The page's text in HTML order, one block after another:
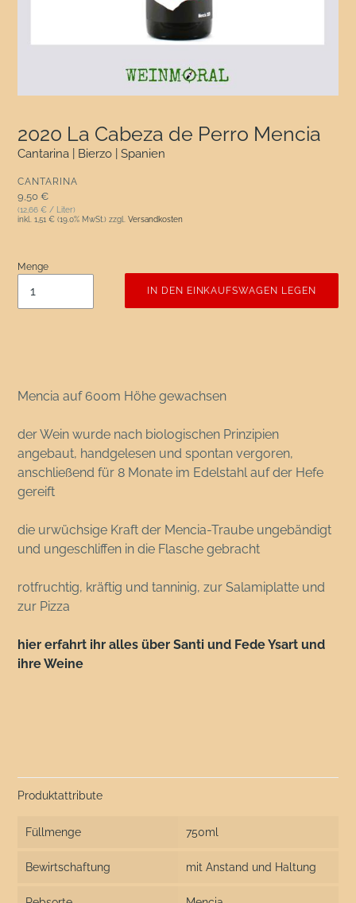
2020 La Cabeza de Perro Mencia
Cantarina | Bierzo | Spanien
VERKÄUFER
CANTARINA
Normaler Preis
9,50 €
(12,66 € / Liter)
inkl. 1,51 € (19.0% MwSt.) zzgl. Versandkosten
Menge
IN DEN EINKAUFSWAGEN LEGEN
Mencia auf 600m Höhe gewachsen
der Wein wurde nach biologischen Prinzipien
angebaut, handgelesen und spontan vergoren,
anschließend für 8 Monate im Edelstahl auf der Hefe
gereift
die urwüchsige Kraft der Mencia-Traube ungebändigt
und ungeschliffen in die Flasche gebracht
rotfruchtig, kräftig und tanninig, zur Salamiplatte und
zur Pizza
hier erfahrt ihr alles über Santi und Fede Ysart und
ihre Weine
Produktattribute
Füllmenge 750ml
Bewirtschaftung mit Anstand und Haltung